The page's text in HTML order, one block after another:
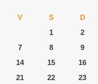
V S
D
1
2
7 8
9
14 15
16
21 22
23